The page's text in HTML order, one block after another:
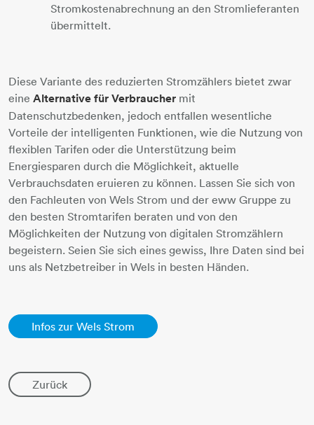
Stromkostenabrechnung an den Stromlieferanten
übermittelt.
Diese Variante des reduzierten Stromzählers bietet zwar
eine Alternative für Verbraucher mit
Datenschutzbedenken, jedoch entfallen wesentliche
Vorteile der intelligenten Funktionen, wie die Nutzung von
flexiblen Tarifen oder die Unterstützung beim
Energiesparen durch die Möglichkeit, aktuelle
Verbrauchsdaten eruieren zu können. Lassen Sie sich von
den Fachleuten von Wels Strom und der eww Gruppe zu
den besten Stromtarifen beraten und von den
Möglichkeiten der Nutzung von digitalen Stromzählern
begeistern. Seien Sie sich eines gewiss, Ihre Daten sind bei
uns als Netzbetreiber in Wels in besten Händen.
Infos zur Wels Strom
Zurück